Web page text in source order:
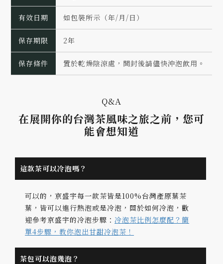
有效日期 如包裝所示（年/月/日）
保存期限 2年
保存條件 置於乾燥陰涼處，開封後請儘快沖泡飲用。
Q&A
在展開你的台灣茶風味之旅之前，您可
能會想知道
這款茶可以冷泡嗎？
可以的，京盛宇每一款茶皆是100%台灣產原葉茶
葉，皆可以進行熱泡或是冷泡，關於如何冷泡，歡
迎參考京盛宇的冷泡步驟：冷泡茶比例怎麼配？簡
單4步驟，教你泡出甘甜冷泡茶！
茶包可以泡幾泡？